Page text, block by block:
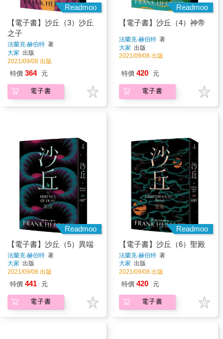
Readmoo
【電子書】沙丘（3）沙丘
之子
法蘭克‧赫伯特 著
大家 出版
2021/09/08 出版
特價 364 元
電子書
Readmoo
【電子書】沙丘（4）神帝
法蘭克‧赫伯特 著
大家 出版
2021/09/08 出版
特價 420 元
電子書
Readmoo
【電子書】沙丘（5）異端
法蘭克‧赫伯特 著
大家 出版
2021/09/08 出版
特價 441 元
電子書
Readmoo
【電子書】沙丘（6）聖殿
法蘭克‧赫伯特 著
大家 出版
2021/09/08 出版
特價 420 元
電子書